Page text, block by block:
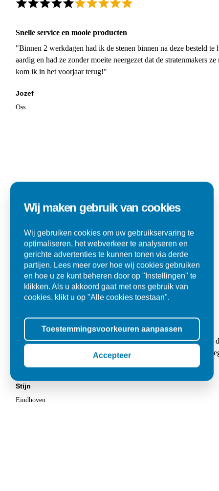
Snelle service en mooie producten
"Binnen 2 werkdagen had ik de stenen binnen na deze besteld
aardig en had ze zonder moeite neergezet dat de stratenmakers
kom ik in het voorjaar terug!"
Jozef
Oss
Kwaliteit en flexibel
"Mijn bestelling werd netjes op het afgesproken tijdstip geleverd
chauffeur. Had behoorlijk wat tegels besteld en letterlijk geen 1
kwaliteit. Eindresultaat is heel mooi."
Stijn
Eindhoven
Wij maken gebruik van cookies
Wij gebruiken cookies om uw gebruikservaring te
optimaliseren, het webverkeer te analyseren en
gerichte advertenties te kunnen tonen via derde
partijen. Lees meer over hoe wij cookies gebruiken
en hoe u ze kunt beheren door op "Instellingen" te
klikken. Als u akkoord gaat met ons gebruik van
cookies, klikt u op "Alle cookies toestaan".
Toestemmingsvoorkeuren aanpassen
Accepteer